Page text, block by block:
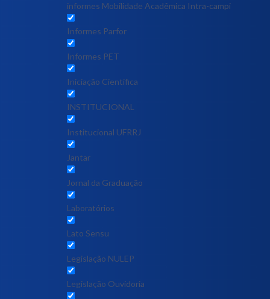
informes Mobilidade Acadêmica Intra-campi
Informes Parfor
Informes PET
Iniciação Científica
INSTITUCIONAL
Institucional UFRRJ
Jantar
Jornal da Graduação
Laboratórios
Lato Sensu
Legislação NULEP
Legislação Ouvidoria